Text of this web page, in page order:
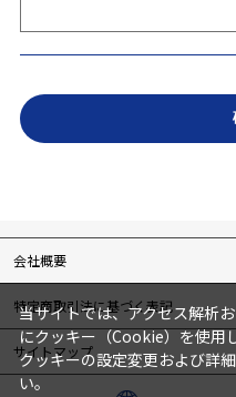
会社概要
特定商取引法に基づく表記
サイトマップ
当サイトでは、アクセス解析
にクッキー（Cookie）を使用
クッキーの設定変更および詳
い。